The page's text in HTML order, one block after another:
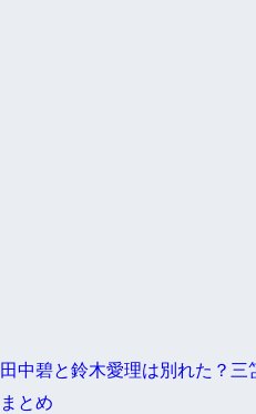
田中碧と鈴木愛理は別れた？
まとめ